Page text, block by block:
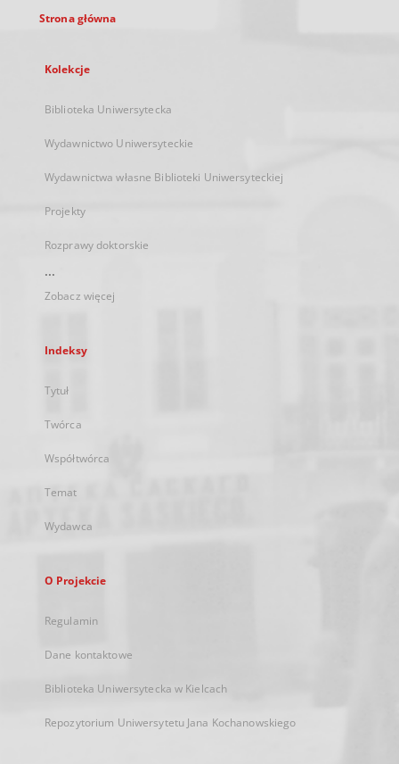
Strona główna
Kolekcje
Biblioteka Uniwersytecka
Wydawnictwo Uniwersyteckie
Wydawnictwa własne Biblioteki Uniwersyteckiej
Projekty
Rozprawy doktorskie
...
Zobacz więcej
Indeksy
Tytuł
Twórca
Współtwórca
Temat
Wydawca
O Projekcie
Regulamin
Dane kontaktowe
Biblioteka Uniwersytecka w Kielcach
Repozytorium Uniwersytetu Jana Kochanowskiego